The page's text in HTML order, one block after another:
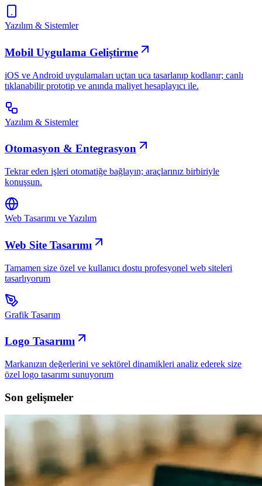
Yazılım & Sistemler
Mobil Uygulama Geliştirme
iOS ve Android uygulamaları uçtan uca tasarlanıp kodlanır; canlı
tıklanabilir prototip ve anında maliyet hesaplayıcı ile.
Yazılım & Sistemler
Otomasyon & Entegrasyon
Tekrar eden işleri otomatiğe bağlayın; araçlarınız birbiriyle
konuşsun.
Web Tasarımı ve Yazılım
Web Site Tasarımı
Tamamen size özel ve kullanıcı dostu profesyonel web siteleri
tasarlıyorum
Grafik Tasarım
Logo Tasarımı
Markanızın değerlerini ve sektörel dinamikleri analiz ederek size
özel logo tasarımı sunuyorum
Son gelişmeler